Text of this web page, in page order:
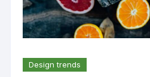
Design trends